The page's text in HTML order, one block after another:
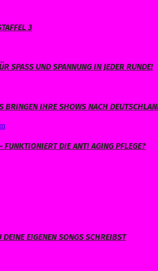
3
SPASS UND SPANNUNG IN JEDER RUNDE!
IHRE SHOWS NACH
FUNKTIONIERT DIE ANTI AGING PFLEGE?
EIGENEN SONGS SCHREIBST